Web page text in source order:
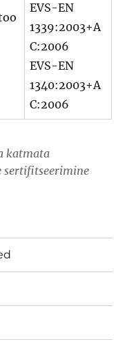
EVS-EN
1339:2003+A
C:2006
EVS-EN
1340:2003+A
C:2006
katmata
sertifitseerimine